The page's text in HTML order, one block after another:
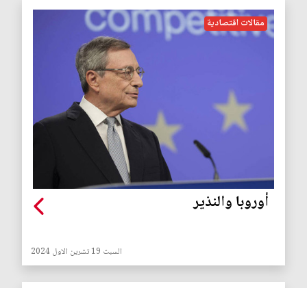
مقالات اقتصادية
أوروبا والنذير
السبت 19 تشرين الاول 2024